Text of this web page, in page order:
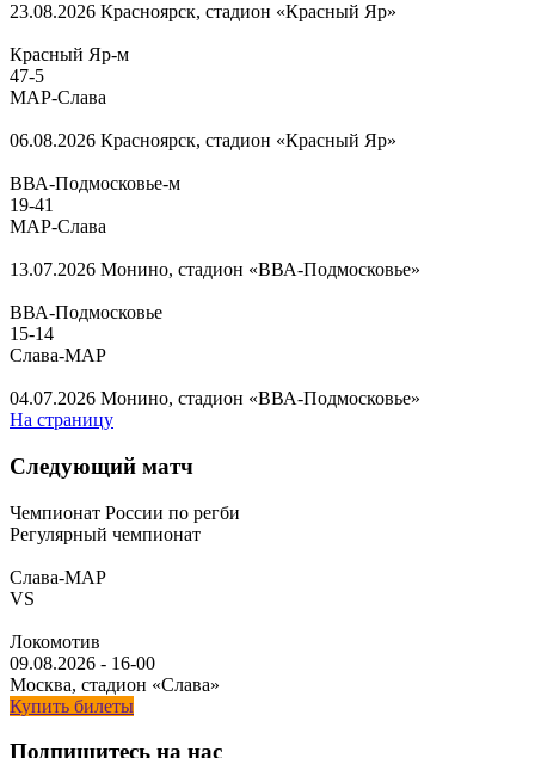
23.08.2026 Красноярск, стадион «Красный Яр»
Красный Яр-м
47-5
МАР-Слава
06.08.2026 Красноярск, стадион «Красный Яр»
ВВА-Подмосковье-м
19-41
МАР-Слава
13.07.2026 Монино, стадион «ВВА-Подмосковье»
ВВА-Подмосковье
15-14
Слава-МАР
04.07.2026 Монино, стадион «ВВА-Подмосковье»
На страницу
Следующий матч
Чемпионат России по регби
Регулярный чемпионат
Слава-МАР
VS
Локомотив
09.08.2026 - 16-00
Москва, стадион «Слава»
Купить билеты
Подпишитесь на нас